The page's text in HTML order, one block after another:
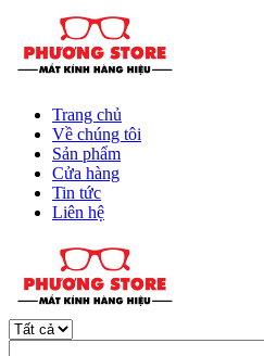
Trang chủ
Về chúng tôi
Sản phẩm
Cửa hàng
Tin tức
Liên hệ